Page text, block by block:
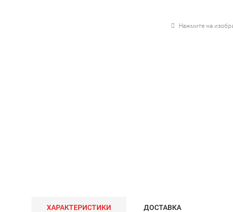
Нажмите на
ХАРАКТЕРИСТИКИ ДОСТАВКА